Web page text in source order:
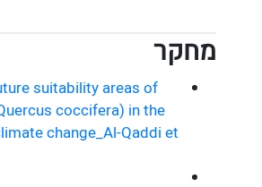
מחקר
suitability areas of
coccifera) in the
change_Al-Qaddi et